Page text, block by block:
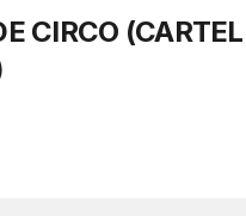
CIRCO